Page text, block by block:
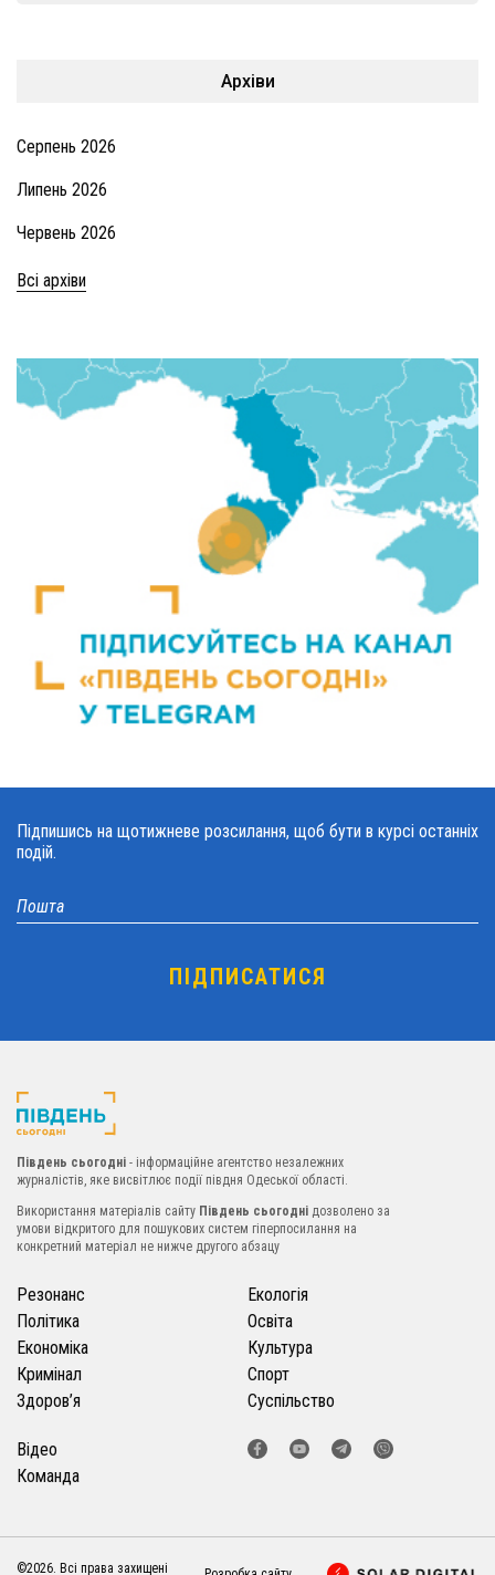
Архіви
Серпень 2026
Липень 2026
Червень 2026
Всі архіви
Підпишись на щотижневе розсилання, щоб бути в курсі останніх
подій.
Південь сьогодні - інформаційне агентство незалежних
журналістів, яке висвітлює події півдня Одеської області.
Використання матеріалів сайту Південь сьогодні дозволено за
умови відкритого для пошукових систем гіперпосилання на
конкретний матеріал не нижче другого абзацу
Резонанс
Політика
Економіка
Кримінал
Здоров’я
Екологія
Освіта
Культура
Спорт
Суспільство
Відео
Команда
©2026. Всі права захищені